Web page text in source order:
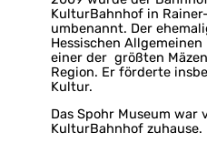
KulturBahnhof in
umbenannt. Der
Hessischen
einer der größten
Region. Er förderte
Kultur.
Das Spohr Museum war
KulturBahnhof zuhause.